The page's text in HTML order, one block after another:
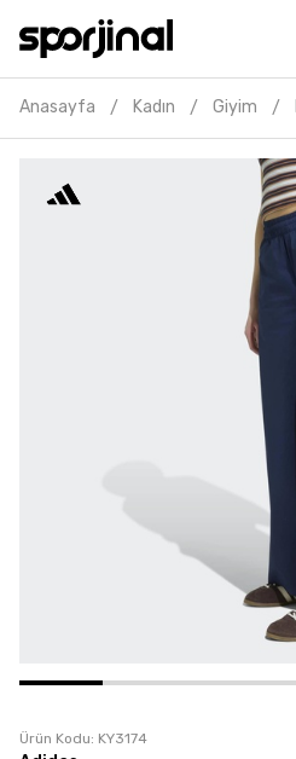
Anasayfa / Kadın / Giyim /
Ürün Kodu: KY3174